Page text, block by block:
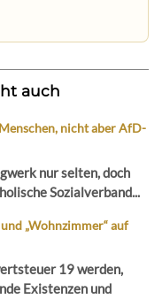
auch
nicht aber AfD-
nur selten, doch
Sozialverband...
„Wohnzimmer“ auf
19 werden,
Existenzen und